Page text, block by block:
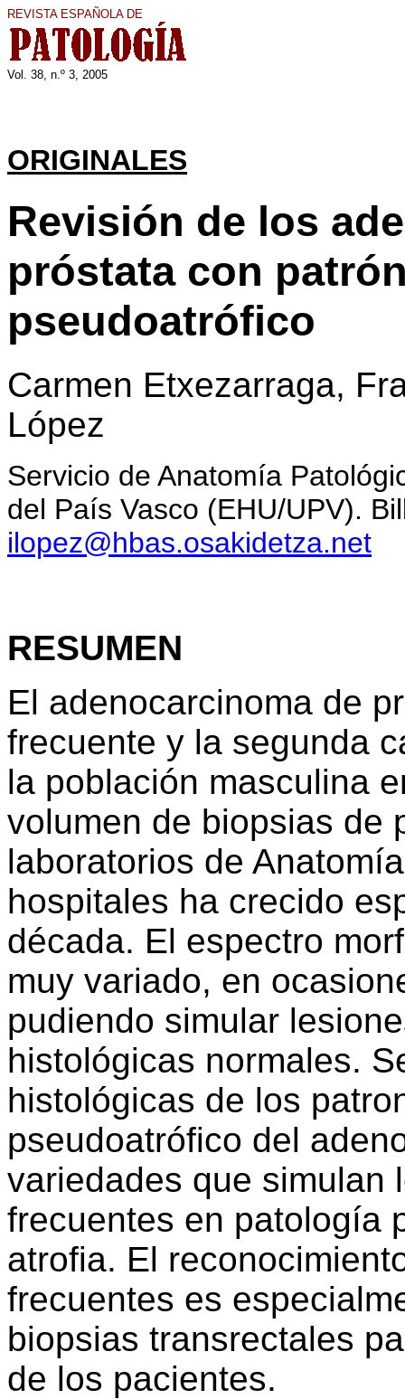
REVISTA ESPAÑOLA DE
Vol. 38, n.º 3, 2005
ORIGINALES
Revisión de los
próstata con
pseudoatrófico
Carmen Etxezarraga,
López
Servicio de Anatomía
del País Vasco (EHU/UPV).
ilopez@hbas.osakidetza.net
RESUMEN
El adenocarcinoma de
frecuente y la segunda
la población masculina
volumen de biopsias de
laboratorios de
hospitales ha crecido
década. El espectro
muy variado, en
pudiendo simular
histológicas normales.
histológicas de los
pseudoatrófico del
variedades que simulan
frecuentes en patología
atrofia. El
frecuentes es
biopsias transrectales
de los pacientes.